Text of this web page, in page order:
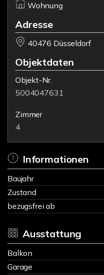
Wohnung
Adresse
40476 Düsseldorf
Objektdaten
Objekt-Nr.
5004047631
Zimmer
4
Informationen
Baujahr
Zustand
bezugsfrei ab
Ausstattung
Balkon
Garage